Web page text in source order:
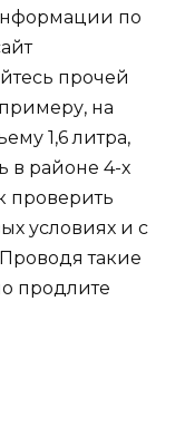
по
прочей
на
1,6 литра,
в районе 4-х
проверить
условиях и с
такие
продлите